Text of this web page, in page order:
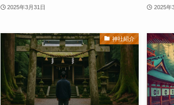
2025年3月31日 2025年
神社紹介